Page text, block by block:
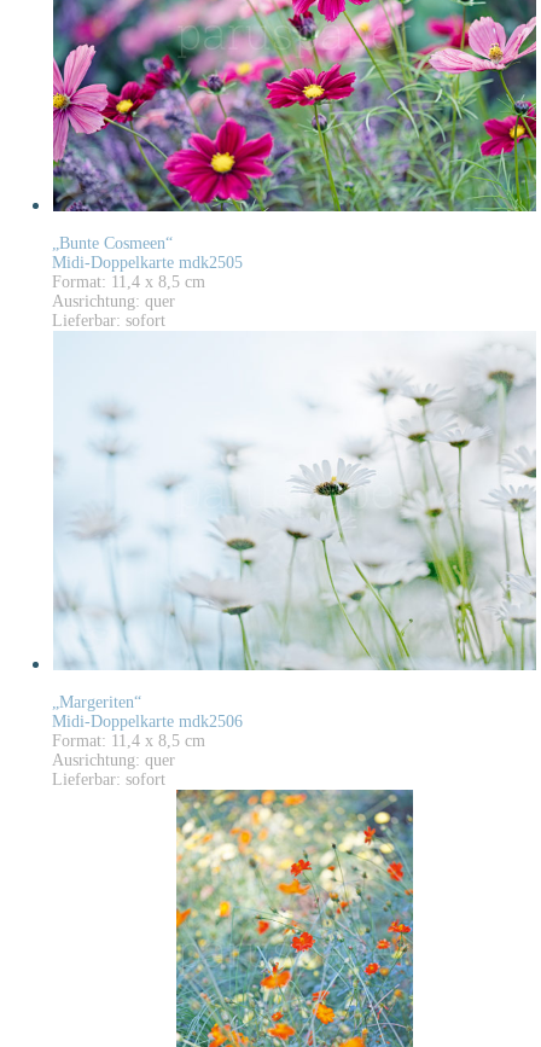
„Bunte Cosmeen“
Midi-Doppelkarte mdk2505
Format: 11,4 x 8,5 cm
Ausrichtung: quer
Lieferbar: sofort
„Margeriten“
Midi-Doppelkarte mdk2506
Format: 11,4 x 8,5 cm
Ausrichtung: quer
Lieferbar: sofort